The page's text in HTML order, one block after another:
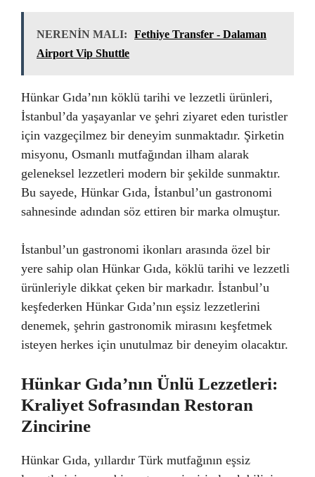
NERENİN MALI:
Fethiye Transfer - Dalaman
Airport Vip Shuttle
Hünkar Gıda’nın köklü tarihi ve lezzetli ürünleri,
İstanbul’da yaşayanlar ve şehri ziyaret eden turistler
için vazgeçilmez bir deneyim sunmaktadır. Şirketin
misyonu, Osmanlı mutfağından ilham alarak
geleneksel lezzetleri modern bir şekilde sunmaktır.
Bu sayede, Hünkar Gıda, İstanbul’un gastronomi
sahnesinde adından söz ettiren bir marka olmuştur.
İstanbul’un gastronomi ikonları arasında özel bir
yere sahip olan Hünkar Gıda, köklü tarihi ve lezzetli
ürünleriyle dikkat çeken bir markadır. İstanbul’u
keşfederken Hünkar Gıda’nın eşsiz lezzetlerini
denemek, şehrin gastronomik mirasını keşfetmek
isteyen herkes için unutulmaz bir deneyim olacaktır.
Hünkar Gıda’nın Ünlü Lezzetleri:
Kraliyet Sofrasından Restoran
Zincirine
Hünkar Gıda, yıllardır Türk mutfağının eşsiz